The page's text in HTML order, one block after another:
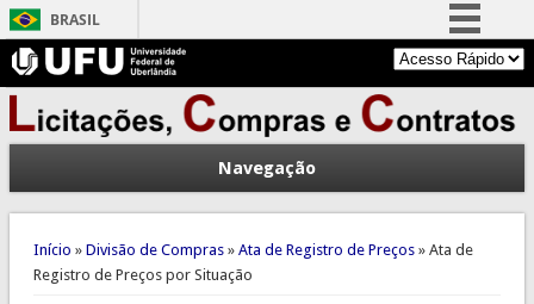
BRASIL
Simplifique!
Comunica BR
Participe
Acesso à informação
Legislação
Canais
Navegação
Você está aqui
Início » Divisão de Compras» Ata de Registro de Preços» Ata de
Registro de Preços por Situação